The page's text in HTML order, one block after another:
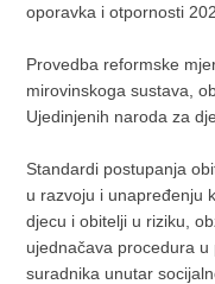
oporavka i otpornosti
Provedba reformske
mirovinskoga sustava,
Ujedinjenih naroda za
Standardi postupanja
u razvoju i unapređenju
djecu i obitelji u riziku,
ujednačava procedura
suradnika unutar